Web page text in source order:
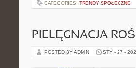
CATEGORIES: TRENDY SPOŁECZNE
PIELĘGNACJA
POSTED BY ADMIN STY - 27 -